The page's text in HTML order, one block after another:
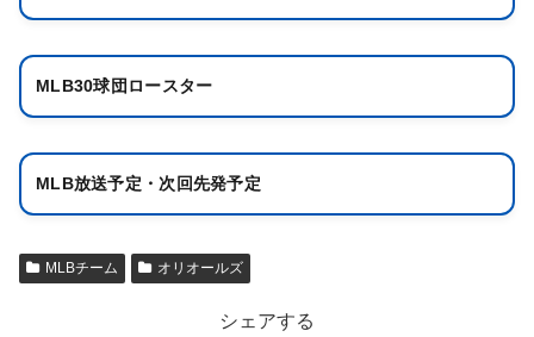
MLB30球団ロースター
MLB放送予定・次回先発予定
MLBチーム オリオールズ
シェアする